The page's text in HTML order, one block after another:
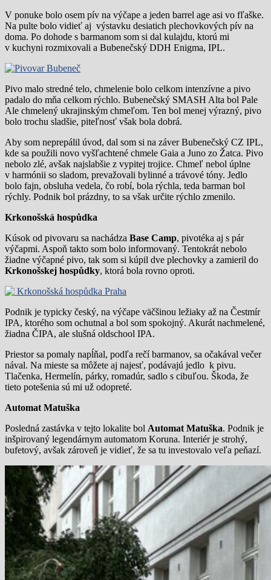
V ponuke bolo osem pív na výčape a jeden barrel age asi vo fľaške.
Na pulte bolo vidieť aj výstavku desiatich plechovkových pív na
doma. Po dohode s barmanom som si dal kulajdu, ktorú mi
v kuchyni rozmixovali a Bubenečský DDH Enigma, IPL.
Pivo malo stredné telo, chmelenie bolo celkom intenzívne a pivo
padalo do mňa celkom rýchlo. Bubenečský SMASH Alta bol Pale
Ale chmelený ukrajinským chmeľom. Ten bol menej výrazný, pivo
bolo trochu sladšie, piteľnosť však bola dobrá.
Aby som neprepálil úvod, dal som si na záver Bubenečský CZ IPL,
kde sa použili novo vyšľachtené chmele Gaia a Juno zo Žatca. Pivo
nebolo zlé, avšak najslabšie z vypitej trojice. Chmeľ nebol úplne
v harmónii so sladom, prevažovali bylinné a trávové tóny. Jedlo
bolo fajn, obsluha vedela, čo robí, bola rýchla, teda barman bol
rýchly. Podnik bol prázdny, to sa však určite rýchlo zmenilo.
Krkonošská hospůdka
Kúsok od pivovaru sa nachádza Base Camp, pivotéka aj s pár
výčapmi. Aspoň takto som bolo informovaný. Tentokrát nebolo
žiadne výčapné pivo, tak som si kúpil dve plechovky a zamieril do
Krkonošskej hospůdky, ktorá bola rovno oproti.
Podnik je typicky český, na výčape väčšinou ležiaky až na Čestmír
IPA, ktorého som ochutnal a bol som spokojný. Akurát nachmelené,
žiadna ČIPA, ale slušná oldschool IPA.
Priestor sa pomaly napĺňal, podľa rečí barmanov, sa očakával večer
nával. Na mieste sa môžete aj najesť, podávajú jedlo k pivu.
Tlačenka, Hermelín, párky, romadúr, sadlo s cibuľou. Škoda, že
tieto potešenia sú mi už odopreté.
Automat Matuška
Posledná zastávka v tejto lokalite bol Automat Matuška. Podnik je
inšpirovaný legendárnym automatom Koruna. Interiér je strohý,
bufetový, avšak zároveň je vidieť, že sa tu investovalo veľa peňazí.